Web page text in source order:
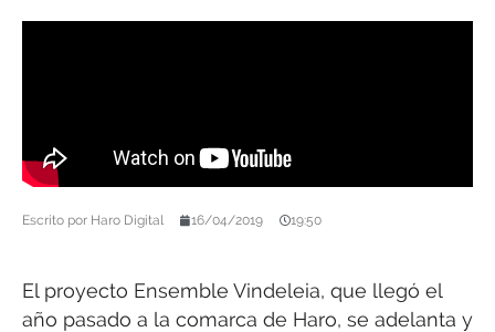
Escrito por Haro Digital 16/04/2019 19:50
El proyecto Ensemble Vindeleia, que llegó el
año pasado a la comarca de Haro, se adelanta y